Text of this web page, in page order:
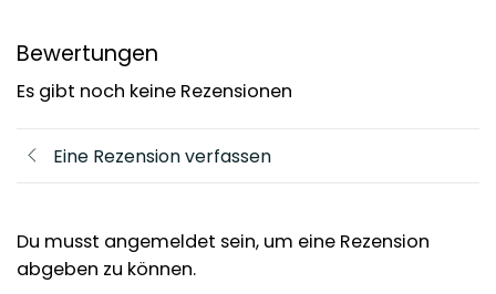
Bewertungen
Es gibt noch keine Rezensionen
Eine Rezension verfassen
Du musst angemeldet sein, um eine Rezension
abgeben zu können.